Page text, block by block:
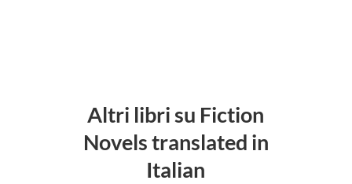
Altri libri su Fiction
Novels translated in
Italian